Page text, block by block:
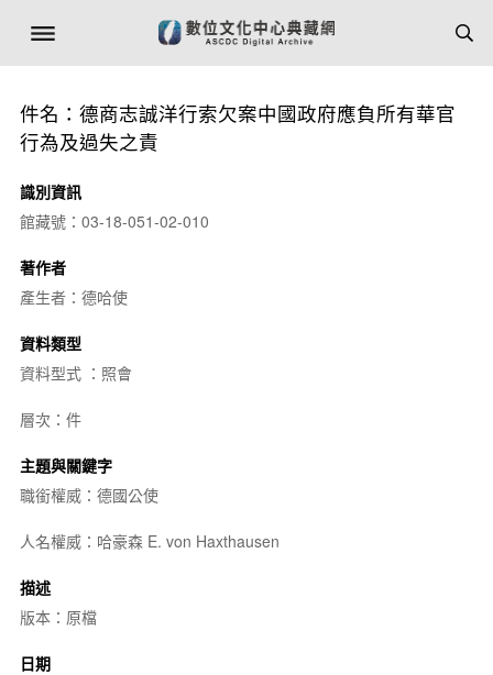
件名：德商志誠洋行索欠案中國政府應負所有華官
行為及過失之責
識別資訊
館藏號：03-18-051-02-010
著作者
產生者：德哈使
資料類型
資料型式 ：照會
層次：件
主題與關鍵字
職銜權威：德國公使
人名權威：哈豪森 E. von Haxthausen
描述
版本：原檔
日期